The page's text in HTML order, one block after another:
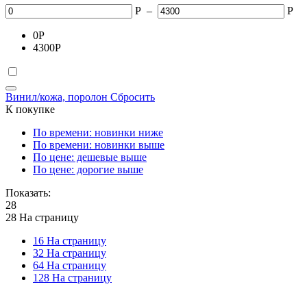
Р – Р
0Р
4300Р
Винил/кожа, поролон Сбросить
К покупке
По времени: новинки ниже
По времени: новинки выше
По цене: дешевые выше
По цене: дорогие выше
Показать:
28
28 На страницу
16 На страницу
32 На страницу
64 На страницу
128 На страницу